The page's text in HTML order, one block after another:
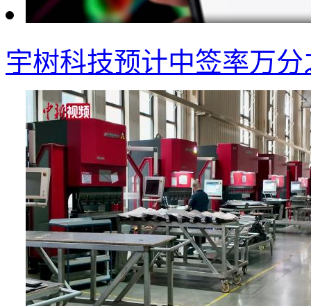
宇树科技预计中签率万